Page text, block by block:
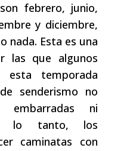
febrero, junio,
y diciembre,
nada. Esta es una
las que algunos
esta temporada
senderismo no
embarradas ni
lo tanto, los
caminatas con